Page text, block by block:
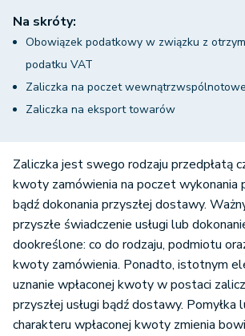
Na skróty:
Obowiązek podatkowy w związku z
podatku VAT
Zaliczka na poczet
Zaliczka na eksport towarów
Zaliczka jest swego rodzaju przedpłatą
kwoty zamówienia na poczet wykonania
bądź dokonania przyszłej dostawy.
przyszłe świadczenie usługi lub
dookreślone: co do rodzaju, podmiotu
kwoty zamówienia. Ponadto, istotnym
uznanie wpłaconej kwoty w postaci
przyszłej usługi bądź dostawy. Pomyłka
charakteru wpłaconej kwoty zmienia